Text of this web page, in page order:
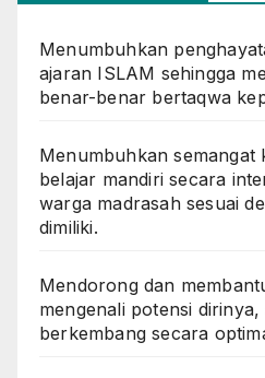
Menumbuhkan
ajaran ISLAM sehingga
benar-benar bertaqwa
Menumbuhkan semangat
belajar mandiri secara
warga madrasah sesuai
dimiliki.
Mendorong dan
mengenali potensi
berkembang secara